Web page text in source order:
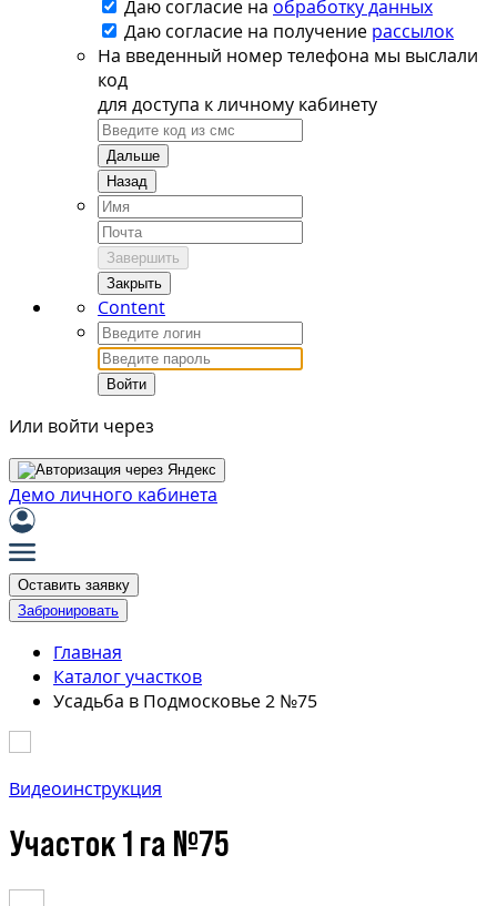
Даю согласие на обработку данных
Даю согласие на получение рассылок
На введенный номер телефона мы выслали
код
для доступа к личному кабинету
Дальше
Назад
Завершить
Закрыть
Content
Войти
Или войти через
Демо личного кабинета
Оставить заявку
Забронировать
Главная
Каталог участков
Усадьба в Подмосковье 2 №75
Видеоинструкция
Участок 1 га №75